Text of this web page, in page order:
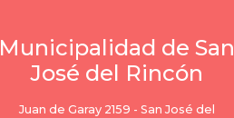
Municipalidad de San
José del Rincón
Juan de Garay 2159 - San José del